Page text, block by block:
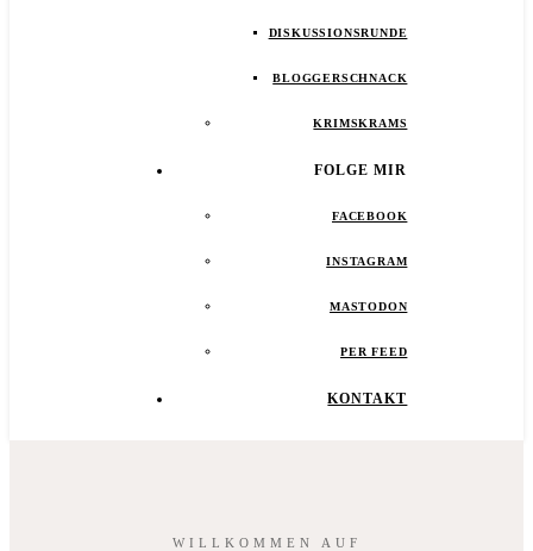
DISKUSSIONSRUNDE
BLOGGERSCHNACK
KRIMSKRAMS
FOLGE MIR
FACEBOOK
INSTAGRAM
MASTODON
PER FEED
KONTAKT
WILLKOMMEN AUF